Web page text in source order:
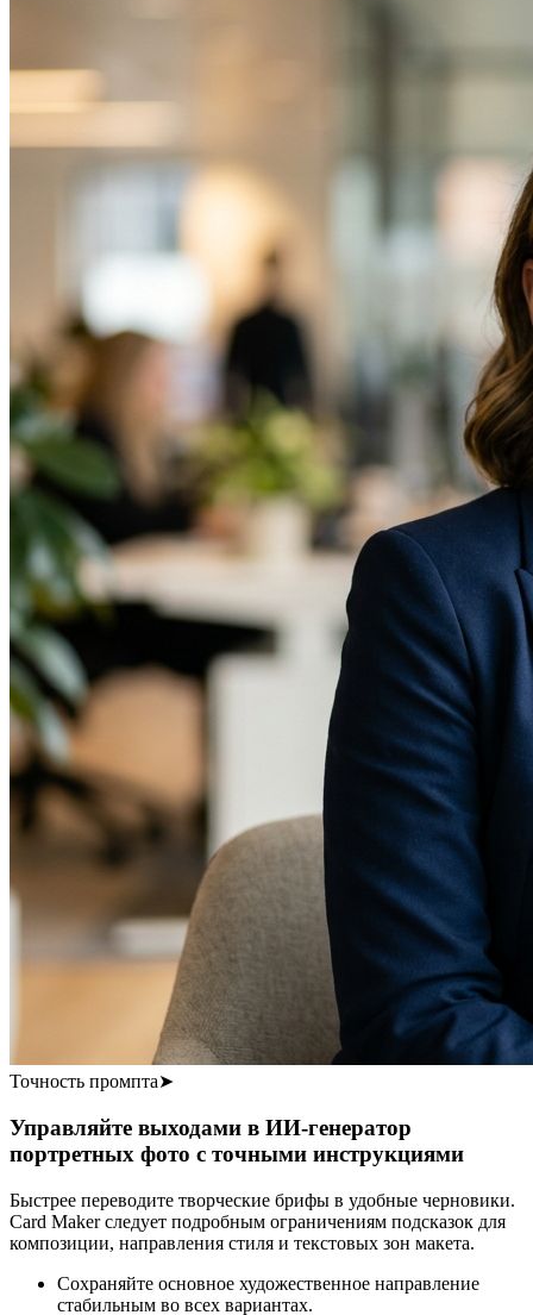
Точность промпта➤
Управляйте выходами в ИИ-генератор
портретных фото с точными инструкциями
Быстрее переводите творческие брифы в удобные черновики.
Card Maker следует подробным ограничениям подсказок для
композиции, направления стиля и текстовых зон макета.
Сохраняйте основное художественное направление
стабильным во всех вариантах.